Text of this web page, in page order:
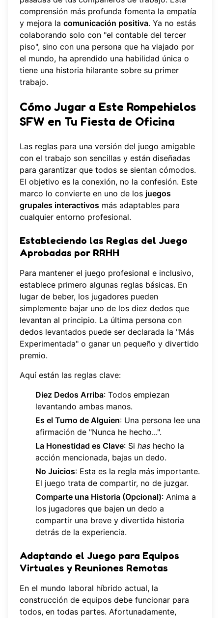
comprensión más profunda fomenta la empatía
y mejora la comunicación positiva. Ya no estás
colaborando solo con "el contable del tercer
piso", sino con una persona que ha viajado por
el mundo, ha aprendido una habilidad única o
tiene una historia hilarante sobre su primer
trabajo.
Cómo Jugar a Este Rompehielos
SFW en Tu Fiesta de Oficina
Las reglas para una versión del juego amigable
con el trabajo son sencillas y están diseñadas
para garantizar que todos se sientan cómodos.
El objetivo es la conexión, no la confesión. Este
marco lo convierte en uno de los juegos
grupales interactivos más adaptables para
cualquier entorno profesional.
Estableciendo las Reglas del Juego
Aprobadas por RRHH
Para mantener el juego profesional e inclusivo,
establece primero algunas reglas básicas. En
lugar de beber, los jugadores pueden
simplemente bajar uno de los diez dedos que
levantan al principio. La última persona con
dedos levantados puede ser declarada la "Más
Experimentada" o ganar un pequeño y divertido
premio.
Aquí están las reglas clave:
Diez Dedos Arriba: Todos empiezan
levantando ambas manos.
Es el Turno de Alguien: Una persona lee una
afirmación de "Nunca he hecho...".
La Honestidad es Clave: Si has hecho la
acción mencionada, bajas un dedo.
No Juicios: Esta es la regla más importante.
El juego trata de compartir, no de juzgar.
Comparte una Historia (Opcional): Anima a
los jugadores que bajen un dedo a
compartir una breve y divertida historia
detrás de la experiencia.
Adaptando el Juego para Equipos
Virtuales y Reuniones Remotas
En el mundo laboral híbrido actual, la
construcción de equipos debe funcionar para
todos, en todas partes. Afortunadamente,